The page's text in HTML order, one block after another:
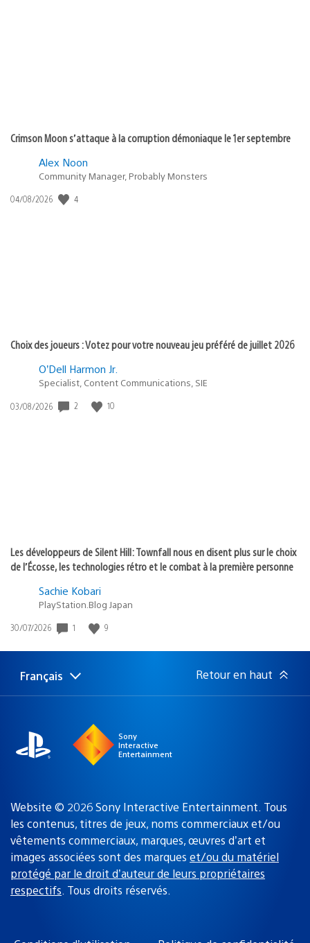
Crimson Moon s’attaque à la corruption démoniaque le 1er septembre
Alex Noon
Community Manager, Probably Monsters
Date
04/08/2026 4
Choix des joueurs : Votez pour votre nouveau jeu préféré de juillet 2026
O’Dell Harmon Jr.
Specialist, Content Communications, SIE
Date
03/08/2026 2 10
Les développeurs de Silent Hill: Townfall nous en disent plus sur le choix
de l’Écosse, les technologies rétro et le combat à la première personne
Sachie Kobari
PlayStation.Blog Japan
Date
publication
30/07/2026 1 9
Choisir
une
Région
actuelle
Français Retour en haut
Sony
Interactive
Entertainment
Website © 2026 Sony Interactive Entertainment. Tous
les contenus, titres de jeux, noms commerciaux et/ou
vêtements commerciaux, marques, œuvres d’art et
images associées sont des marques et/ou du matériel
protégé par le droit d’auteur de leurs propriétaires
respectifs. Tous droits réservés.